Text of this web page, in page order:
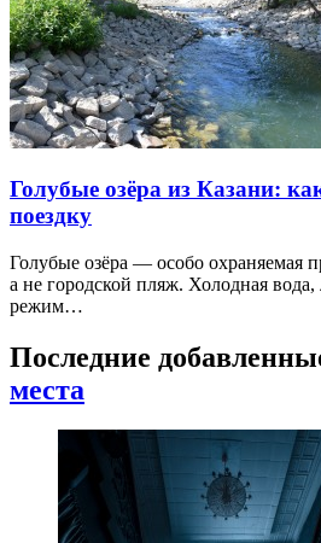
Голубые озёра из Казани:
поездку
Голубые озёра — особо охраняемая
а не городской пляж. Холодная вода,
режим…
Последние
места